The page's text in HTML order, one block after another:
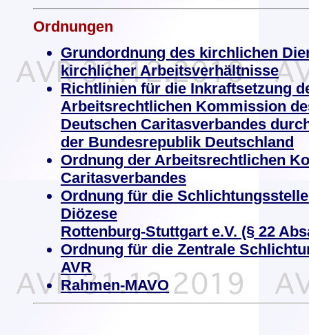
Ordnungen
Grundordnung des kirchlichen
kirchlicher Arbeitsverhältnisse
Richtlinien für die Inkraftsetzung
Arbeitsrechtlichen Kommission
Deutschen Caritasverbandes
der Bundesrepublik Deutschland
Ordnung der Arbeitsrechtlichen
Caritasverbandes
Ordnung für die
Diözese
Rottenburg-Stuttgart e.V. (§ 22
Ordnung für die Zentrale
AVR
Rahmen-MAVO